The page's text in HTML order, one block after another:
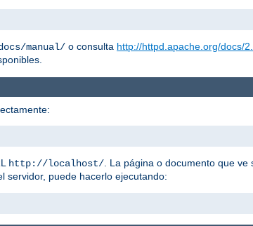
manual/ o consulta http://httpd.apache.org/docs/
http://localhost/ . La página o documento que ve
servidor, puede hacerlo ejecutando: